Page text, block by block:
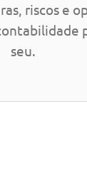
riscos e
seu.